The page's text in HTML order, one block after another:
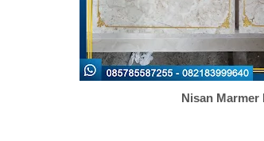
Nisan Marmer